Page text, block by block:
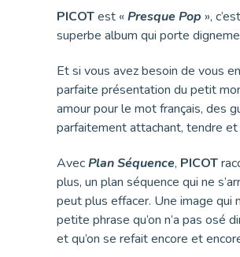
PICOTest « Presque Pop »,
superbe album qui porte
Et si vous avez besoin de vous
parfaite présentation du petit
amour pour le mot français, des
parfaitement attachant, tendre
AvecPlan Séquence, PICOT
plus, un plan séquence qui ne
peut plus effacer. Une image qui
petite phrase qu’on n’a pas osé
et qu’on se refait encore et